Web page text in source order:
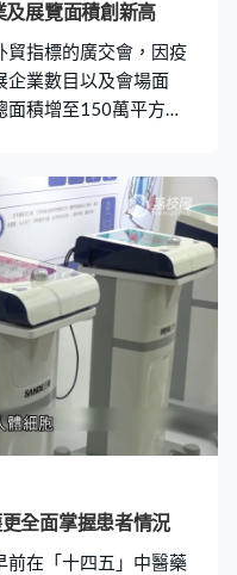
展企業及展覽面積創新高
貿指標的廣交會，因疫
企業數目以及會場面
面積增至150萬平方
當地政府推出措施協助
。在內地今年的各類招
型工作崗位，專為需
全面掌握患者情況
前在「十四五」中醫藥